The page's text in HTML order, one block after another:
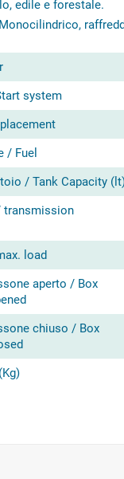
edile e forestale.
Monocilindrico,
system
/ Fuel
/ Tank Capacity
transmission
load
aperto / Box
chiuso / Box